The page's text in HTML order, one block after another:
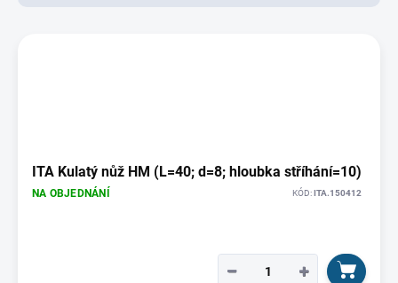
ITA Kulatý nůž HM (L=40; d=8; hloubka stříhání=10)
NA OBJEDNÁNÍ KÓD:ITA.150412
+
−